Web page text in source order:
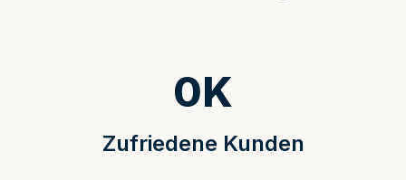
Zufriedene Kunden
0K